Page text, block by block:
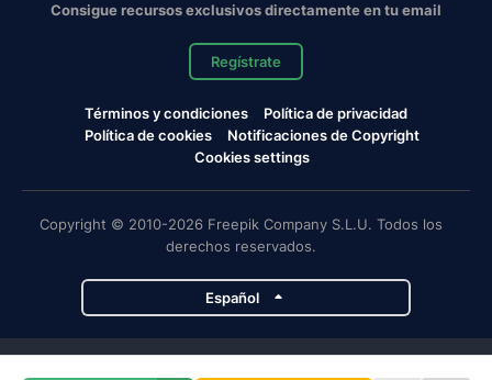
Consigue recursos exclusivos directamente en tu email
Regístrate
Términos y condiciones
Política de privacidad
Política de cookies
Notificaciones de Copyright
Cookies settings
Copyright © 2010-2026 Freepik Company S.L.U. Todos los
derechos reservados.
Español